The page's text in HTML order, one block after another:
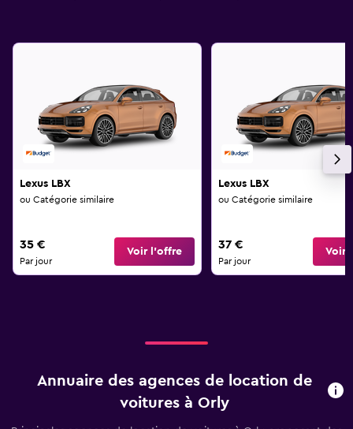
Lexus LBX
ou Catégorie similaire
35 €
Par jour
Voir l’offre
Lexus LBX
ou Catégorie similaire
37 €
Par jour
Voir
Annuaire des agences de location de
voitures à Orly